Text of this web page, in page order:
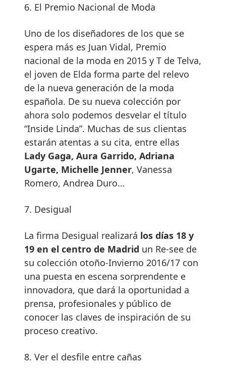
6. El Premio Nacional de Moda
Uno de los diseñadores de los que se
espera más es Juan Vidal, Premio
nacional de la moda en 2015 y T de Telva,
el joven de Elda forma parte del relevo
de la nueva generación de la moda
española. De su nueva colección por
ahora solo podemos desvelar el título
“Inside Linda”. Muchas de sus clientas
estarán atentas a su cita, entre ellas
Lady Gaga, Aura Garrido, Adriana
Ugarte, Michelle Jenner, Vanessa
Romero, Andrea Duro…
7. Desigual
La firma Desigual realizará los días 18 y
19 en el centro de Madrid un Re-see de
su colección otoño-Invierno 2016/17 con
una puesta en escena sorprendente e
innovadora, que dará la oportunidad a
prensa, profesionales y público de
conocer las claves de inspiración de su
proceso creativo.
8. Ver el desfile entre cañas